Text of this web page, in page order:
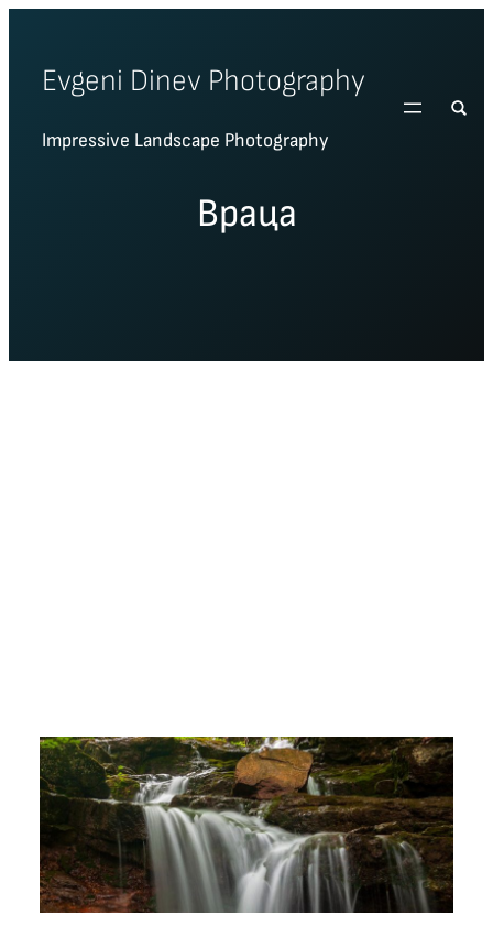
content
Evgeni Dinev Photography
Impressive Landscape Photography
Враца